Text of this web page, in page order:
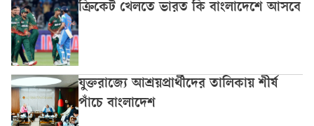
ক্রিকেট খেলতে ভারত কি বাংলাদেশে আসবে
যুক্তরাজ্যে আশ্রয়প্রার্থীদের তালিকায় শীর্ষ
পাঁচে বাংলাদেশ